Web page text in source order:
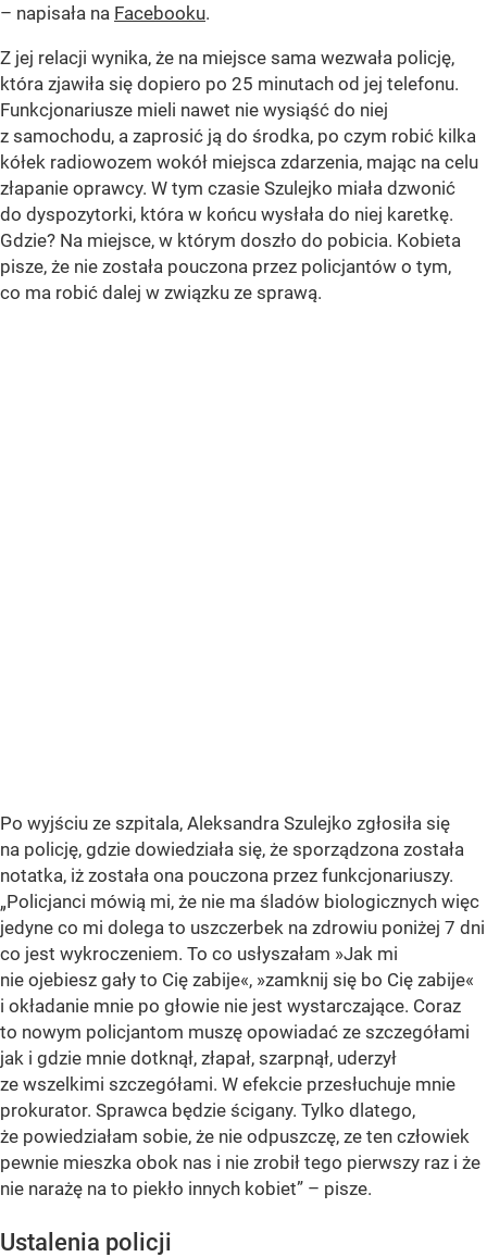
– napisała na Facebooku.
Z jej relacji wynika, że na miejsce sama wezwała policję,
która zjawiła się dopiero po 25 minutach od jej telefonu.
Funkcjonariusze mieli nawet nie wysiąść do niej
z samochodu, a zaprosić ją do środka, po czym robić kilka
kółek radiowozem wokół miejsca zdarzenia, mając na celu
złapanie oprawcy. W tym czasie Szulejko miała dzwonić
do dyspozytorki, która w końcu wysłała do niej karetkę.
Gdzie? Na miejsce, w którym doszło do pobicia. Kobieta
pisze, że nie została pouczona przez policjantów o tym,
co ma robić dalej w związku ze sprawą.
Po wyjściu ze szpitala, Aleksandra Szulejko zgłosiła się
na policję, gdzie dowiedziała się, że sporządzona została
notatka, iż została ona pouczona przez funkcjonariuszy.
„Policjanci mówią mi, że nie ma śladów biologicznych więc
jedyne co mi dolega to uszczerbek na zdrowiu poniżej 7 dni
co jest wykroczeniem. To co usłyszałam »Jak mi
nie ojebiesz gały to Cię zabije«, »zamknij się bo Cię zabije«
i okładanie mnie po głowie nie jest wystarczające. Coraz
to nowym policjantom muszę opowiadać ze szczegółami
jak i gdzie mnie dotknął, złapał, szarpnął, uderzył
ze wszelkimi szczegółami. W efekcie przesłuchuje mnie
prokurator. Sprawca będzie ścigany. Tylko dlatego,
że powiedziałam sobie, że nie odpuszczę, ze ten człowiek
pewnie mieszka obok nas i nie zrobił tego pierwszy raz i że
nie narażę na to piekło innych kobiet” – pisze.
Ustalenia policji